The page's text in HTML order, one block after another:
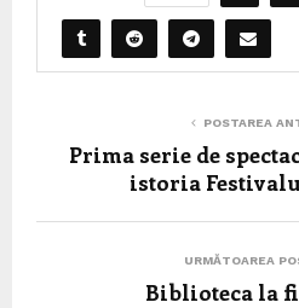
POSTAREA
Prima serie de
istoria
URMĂTOAREA
Biblioteca la